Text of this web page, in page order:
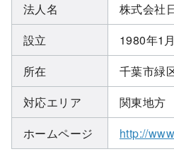
法人名
株式会社
設立
1980年1月
所在
千葉市緑
対応エリア
関東地方
ホームページ
http://